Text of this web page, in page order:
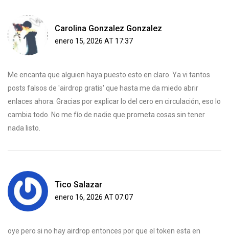
Carolina Gonzalez Gonzalez
enero 15, 2026 AT 17:37
Me encanta que alguien haya puesto esto en claro. Ya vi tantos
posts falsos de 'airdrop gratis' que hasta me da miedo abrir
enlaces ahora. Gracias por explicar lo del cero en circulación, eso lo
cambia todo. No me fío de nadie que prometa cosas sin tener
nada listo.
Tico Salazar
enero 16, 2026 AT 07:07
oye pero si no hay airdrop entonces por que el token esta en